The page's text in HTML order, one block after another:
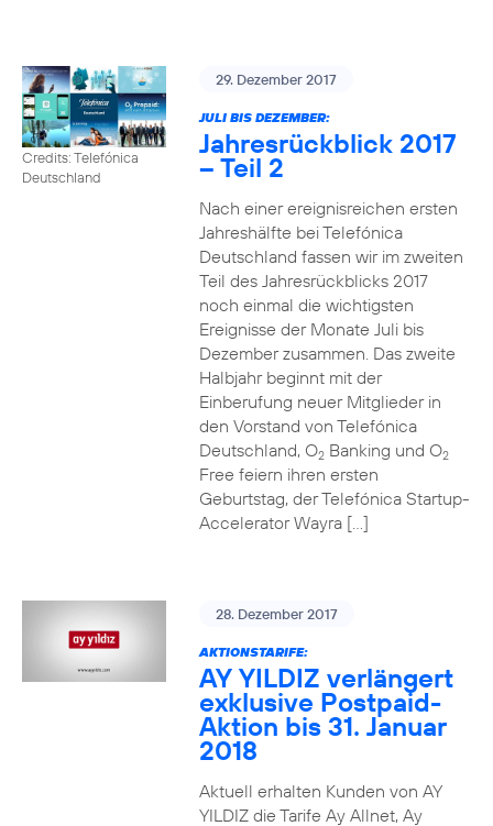
Credits: Telefónica
Deutschland
29. Dezember 2017
JULI BIS DEZEMBER:
Jahresrückblick 2017
– Teil 2
Nach einer ereignisreichen ersten
Jahreshälfte bei Telefónica
Deutschland fassen wir im zweiten
Teil des Jahresrückblicks 2017
noch einmal die wichtigsten
Ereignisse der Monate Juli bis
Dezember zusammen. Das zweite
Halbjahr beginnt mit der
Einberufung neuer Mitglieder in
den Vorstand von Telefónica
Deutschland, O2Banking und O2
Free feiern ihren ersten
Geburtstag, der Telefónica Startup-
Accelerator Wayra […]
28. Dezember 2017
AKTIONSTARIFE:
AY YILDIZ verlängert
exklusive Postpaid-
Aktion bis 31. Januar
2018
Aktuell erhalten Kunden von AY
YILDIZ die Tarife Ay Allnet, Ay